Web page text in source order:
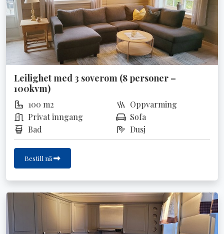
Leilighet med 3 soverom (8 personer –
100kvm)
100 m2
Oppvarming
Privat inngang
Sofa
Bad
Dusj
Bestill nå